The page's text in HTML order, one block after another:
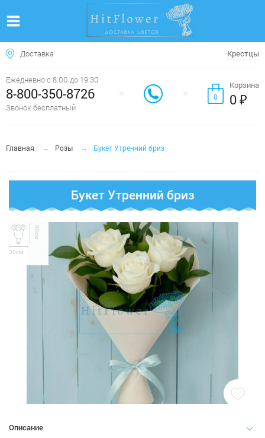
Доставка Крестцы
Ежедневно с 8.00 до 19.30
8-800-350-8726
Звонок бесплатный
0
Корзина
0 ₽
Главная Розы Букет Утренний бриз
Букет Утренний бриз
30см
50см
Описание